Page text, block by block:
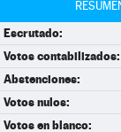
Escrutado:
Votos contabilizados:
Abstenciones:
Votos nulos:
Votos en blanco: